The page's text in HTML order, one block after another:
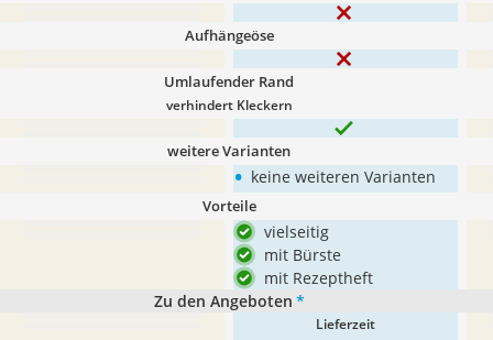
Aufhängeöse
Umlaufender Rand
verhindert Kleckern
weitere Varianten
• keine weiteren Varianten
Vorteile
vielseitig
mit Bürste
mit Rezeptheft
Zu den Angeboten *
Lieferzeit